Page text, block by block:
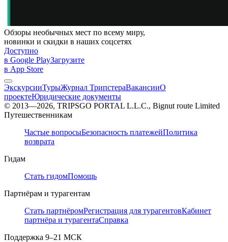
Обзоры необычных мест по всему миру,
новинки и скидки в наших соцсетях
Доступно
в Google PlayЗагрузите
в App Store
ЭкскурсииТурыЖурнал ТрипстераВакансииО
проектеЮридические документы
© 2013—2026, TRIPSGO PORTAL L.L.C., Bignut route Limited
Путешественникам
Частые вопросыБезопасность платежейПолитика
возврата
Гидам
Стать гидомПомощь
Партнёрам и турагентам
Стать партнёромРегистрация для турагентовКабинет
партнёра и турагентаСправка
Поддержка 9–21 МСК